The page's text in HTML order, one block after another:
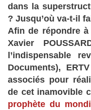
dans la
? Jusqu’où va-t-il
Afin de répondre
Xavier
l’indispensable
Documents),
associés pour
de cet inamovible
prophète du